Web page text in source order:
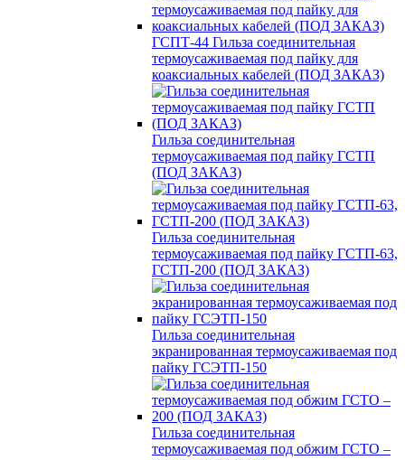
ГСПТ-44 Гильза соединительная
термоусаживаемая под пайку для
коаксиальных кабелей (ПОД ЗАКАЗ)
Гильза соединительная
термоусаживаемая под пайку ГСТП
(ПОД ЗАКАЗ)
Гильза соединительная
термоусаживаемая под пайку ГСТП-63,
ГСТП-200 (ПОД ЗАКАЗ)
Гильза соединительная
экранированная термоусаживаемая под
пайку ГСЭТП-150
Гильза соединительная
термоусаживаемая под обжим ГСТО –